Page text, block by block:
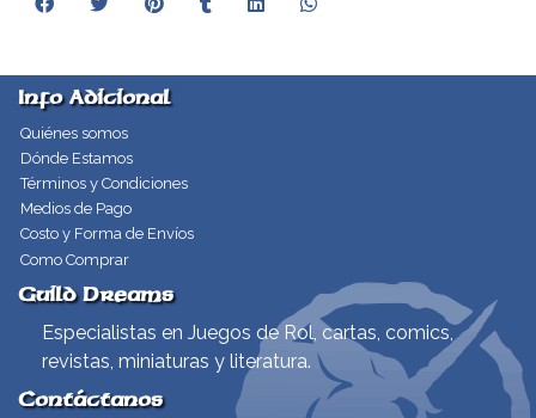
Info Adicional
Quiénes somos
Dónde Estamos
Términos y Condiciones
Medios de Pago
Costo y Forma de Envíos
Como Comprar
Guild Dreams
Especialistas en Juegos de Rol, cartas, comics,
revistas, miniaturas y literatura.
Contáctanos